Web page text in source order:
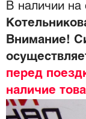
В наличии на
Внимание!
перед
наличие